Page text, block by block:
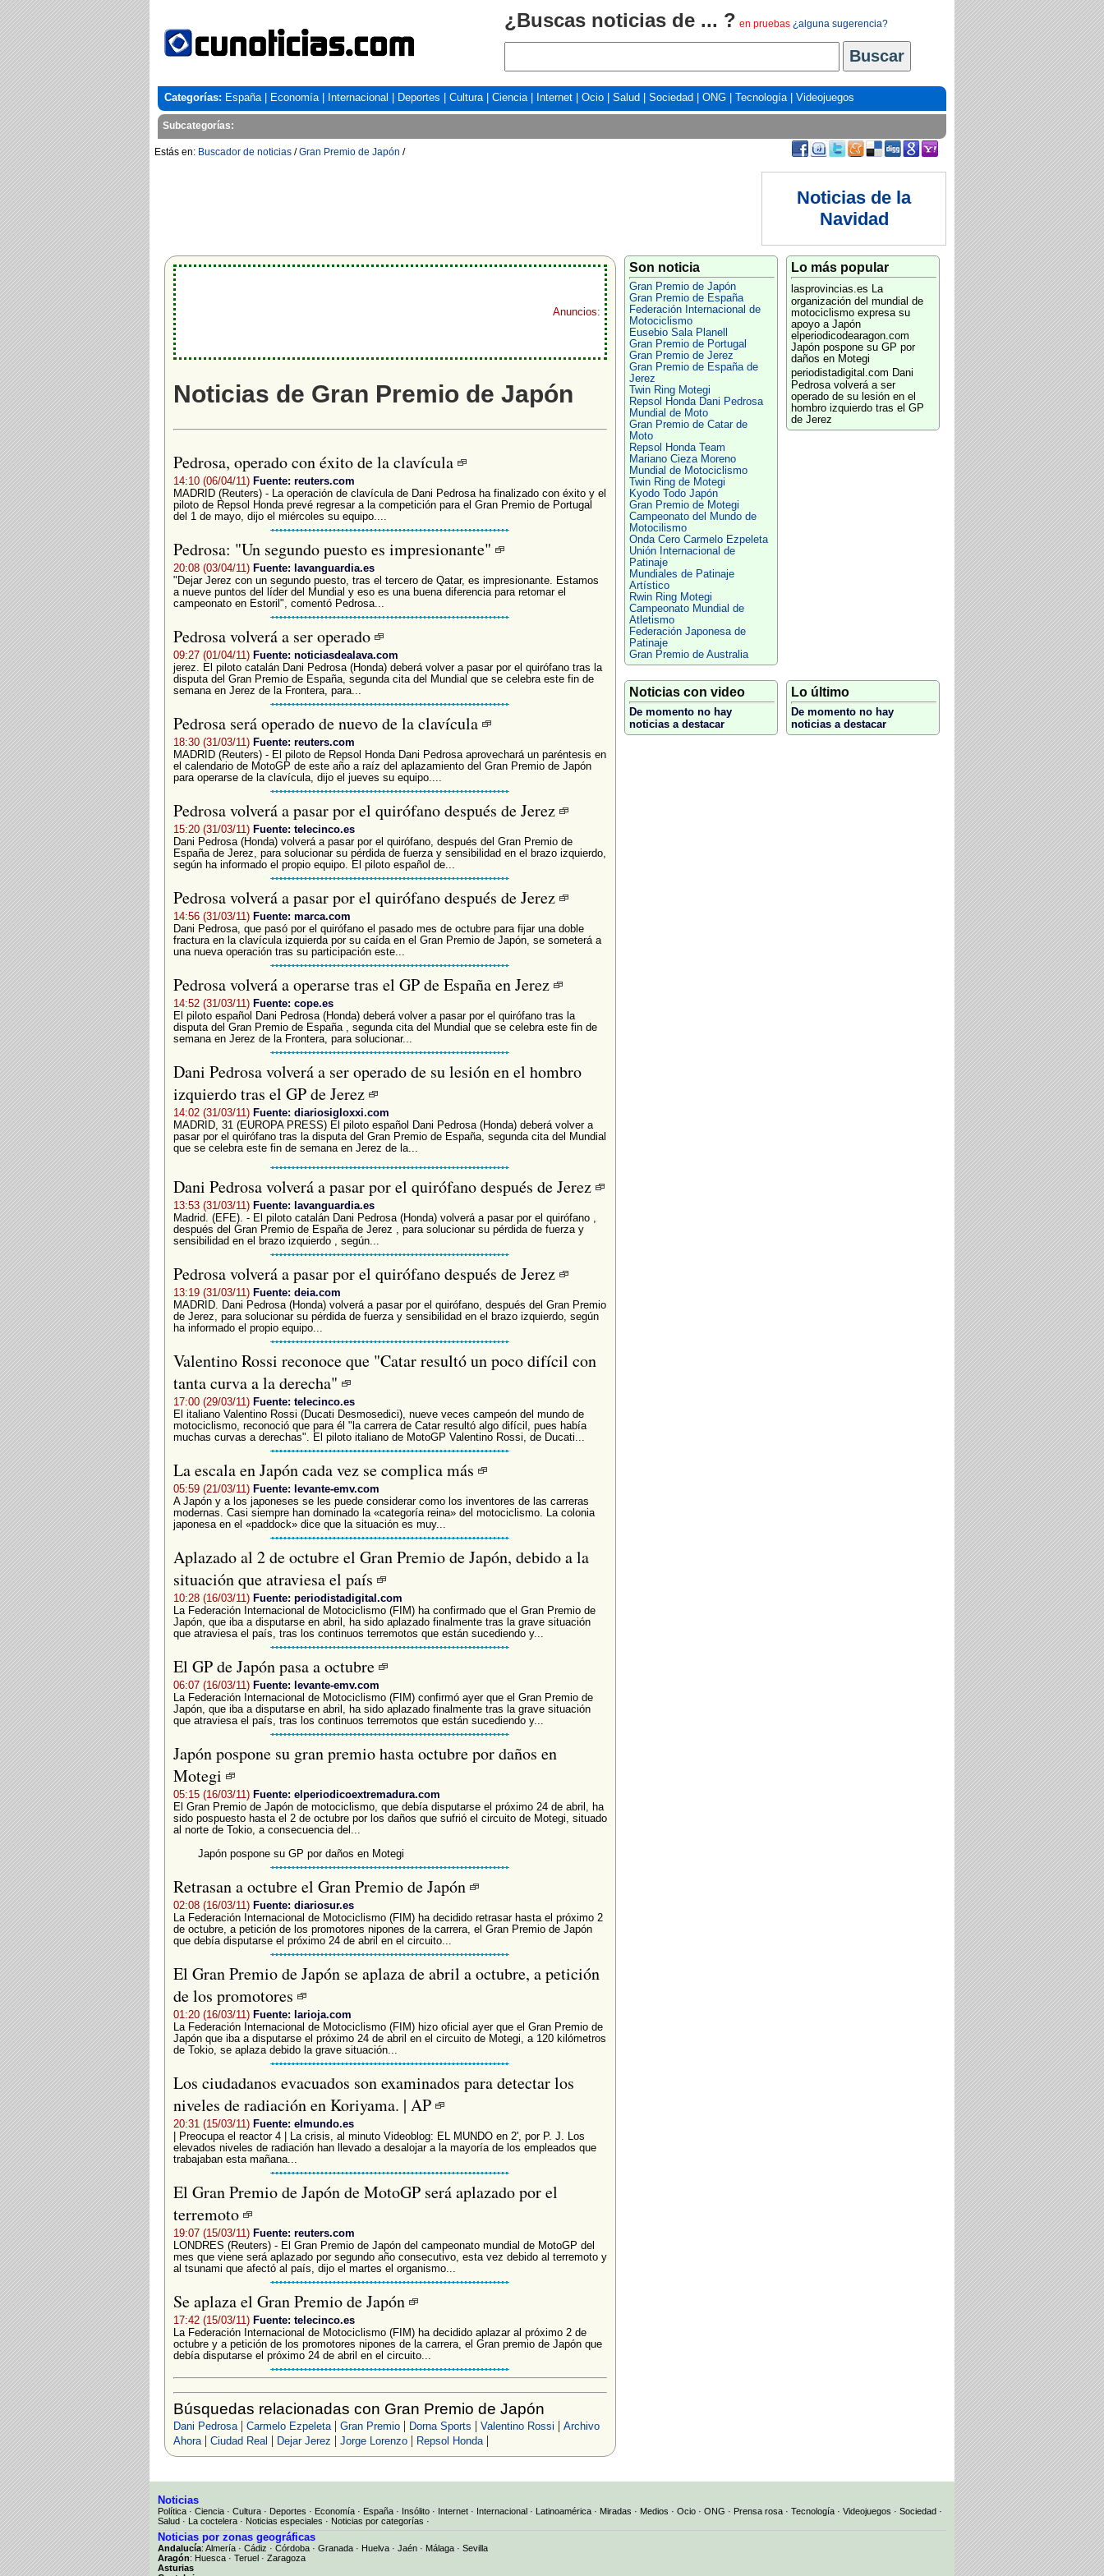
¿Buscas noticias de ... ? en pruebas ¿alguna sugerencia?
Categorías: España| Economía| Internacional Deportes Cultura| Ciencia| Internet Ocio Salud Sociedad ONG Tecnología| Videojuegos
Subcategorías:
Estás en: Buscador de noticias /Gran Premio de Japón /
Noticias de la
Navidad
Anuncios:
Noticias de Gran Premio de Japón
Pedrosa, operado con éxito de la clavícula
14:10 (06/04/11) Fuente: reuters.com
MADRID (Reuters) - La operación de clavícula de Dani Pedrosa ha finalizado con éxito y el
piloto de Repsol Honda prevé regresar a la competición para el Gran Premio de Portugal
del 1 de mayo, dijo el miércoles su equipo....
Pedrosa: "Un segundo puesto es impresionante"
20:08 (03/04/11) Fuente: lavanguardia.es
"Dejar Jerez con un segundo puesto, tras el tercero de Qatar, es impresionante. Estamos
a nueve puntos del líder del Mundial y eso es una buena diferencia para retomar el
campeonato en Estoril", comentó Pedrosa...
Pedrosa volverá a ser operado
09:27 (01/04/11) Fuente: noticiasdealava.com
jerez. El piloto catalán Dani Pedrosa (Honda) deberá volver a pasar por el quirófano tras la
disputa del Gran Premio de España, segunda cita del Mundial que se celebra este fin de
semana en Jerez de la Frontera, para...
Pedrosa será operado de nuevo de la clavícula
18:30 (31/03/11) Fuente: reuters.com
MADRID (Reuters) - El piloto de Repsol Honda Dani Pedrosa aprovechará un paréntesis en
el calendario de MotoGP de este año a raíz del aplazamiento del Gran Premio de Japón
para operarse de la clavícula, dijo el jueves su equipo....
Pedrosa volverá a pasar por el quirófano después de Jerez
15:20 (31/03/11) Fuente: telecinco.es
Dani Pedrosa (Honda) volverá a pasar por el quirófano, después del Gran Premio de
España de Jerez, para solucionar su pérdida de fuerza y sensibilidad en el brazo izquierdo,
según ha informado el propio equipo. El piloto español de...
Pedrosa volverá a pasar por el quirófano después de Jerez
14:56 (31/03/11) Fuente: marca.com
Dani Pedrosa, que pasó por el quirófano el pasado mes de octubre para fijar una doble
fractura en la clavícula izquierda por su caída en el Gran Premio de Japón, se someterá a
una nueva operación tras su participación este...
Pedrosa volverá a operarse tras el GP de España en Jerez
14:52 (31/03/11) Fuente: cope.es
El piloto español Dani Pedrosa (Honda) deberá volver a pasar por el quirófano tras la
disputa del Gran Premio de España , segunda cita del Mundial que se celebra este fin de
semana en Jerez de la Frontera, para solucionar...
Dani Pedrosa volverá a ser operado de su lesión en el hombro
izquierdo tras el GP de Jerez
14:02 (31/03/11) Fuente: diariosigloxxi.com
MADRID, 31 (EUROPA PRESS) El piloto español Dani Pedrosa (Honda) deberá volver a
pasar por el quirófano tras la disputa del Gran Premio de España, segunda cita del Mundial
que se celebra este fin de semana en Jerez de la...
Dani Pedrosa volverá a pasar por el quirófano después de Jerez
13:53 (31/03/11) Fuente: lavanguardia.es
Madrid. (EFE). - El piloto catalán Dani Pedrosa (Honda) volverá a pasar por el quirófano ,
después del Gran Premio de España de Jerez , para solucionar su pérdida de fuerza y
sensibilidad en el brazo izquierdo , según...
Pedrosa volverá a pasar por el quirófano después de Jerez
13:19 (31/03/11) Fuente: deia.com
MADRID. Dani Pedrosa (Honda) volverá a pasar por el quirófano, después del Gran Premio
de Jerez, para solucionar su pérdida de fuerza y sensibilidad en el brazo izquierdo, según
ha informado el propio equipo...
Valentino Rossi reconoce que "Catar resultó un poco difícil con
tanta curva a la derecha"
17:00 (29/03/11) Fuente: telecinco.es
El italiano Valentino Rossi (Ducati Desmosedici), nueve veces campeón del mundo de
motociclismo, reconoció que para él "la carrera de Catar resultó algo difícil, pues había
muchas curvas a derechas". El piloto italiano de MotoGP Valentino Rossi, de Ducati...
La escala en Japón cada vez se complica más
05:59 (21/03/11) Fuente: levante-emv.com
A Japón y a los japoneses se les puede considerar como los inventores de las carreras
modernas. Casi siempre han dominado la «categoría reina» del motociclismo. La colonia
japonesa en el «paddock» dice que la situación es muy...
Aplazado al 2 de octubre el Gran Premio de Japón, debido a la
situación que atraviesa el país
10:28 (16/03/11) Fuente: periodistadigital.com
La Federación Internacional de Motociclismo (FIM) ha confirmado que el Gran Premio de
Japón, que iba a disputarse en abril, ha sido aplazado finalmente tras la grave situación
que atraviesa el país, tras los continuos terremotos que están sucediendo y...
El GP de Japón pasa a octubre
06:07 (16/03/11) Fuente: levante-emv.com
La Federación Internacional de Motociclismo (FIM) confirmó ayer que el Gran Premio de
Japón, que iba a disputarse en abril, ha sido aplazado finalmente tras la grave situación
que atraviesa el país, tras los continuos terremotos que están sucediendo y...
Japón pospone su gran premio hasta octubre por daños en
Motegi
05:15 (16/03/11) Fuente: elperiodicoextremadura.com
El Gran Premio de Japón de motociclismo, que debía disputarse el próximo 24 de abril, ha
sido pospuesto hasta el 2 de octubre por los daños que sufrió el circuito de Motegi, situado
al norte de Tokio, a consecuencia del...
Japón pospone su GP por daños en Motegi
Retrasan a octubre el Gran Premio de Japón
02:08 (16/03/11) Fuente: diariosur.es
La Federación Internacional de Motociclismo (FIM) ha decidido retrasar hasta el próximo 2
de octubre, a petición de los promotores nipones de la carrera, el Gran Premio de Japón
que debía disputarse el próximo 24 de abril en el circuito...
El Gran Premio de Japón se aplaza de abril a octubre, a petición
de los promotores
01:20 (16/03/11) Fuente: larioja.com
La Federación Internacional de Motociclismo (FIM) hizo oficial ayer que el Gran Premio de
Japón que iba a disputarse el próximo 24 de abril en el circuito de Motegi, a 120 kilómetros
de Tokio, se aplaza debido la grave situación...
Los ciudadanos evacuados son examinados para detectar los
niveles de radiación en Koriyama. | AP
20:31 (15/03/11) Fuente: elmundo.es
| Preocupa el reactor 4 | La crisis, al minuto Videoblog: EL MUNDO en 2', por P. J. Los
elevados niveles de radiación han llevado a desalojar a la mayoría de los empleados que
trabajaban esta mañana...
El Gran Premio de Japón de MotoGP será aplazado por el
terremoto
19:07 (15/03/11) Fuente: reuters.com
LONDRES (Reuters) - El Gran Premio de Japón del campeonato mundial de MotoGP del
mes que viene será aplazado por segundo año consecutivo, esta vez debido al terremoto y
al tsunami que afectó al país, dijo el martes el organismo...
Se aplaza el Gran Premio de Japón
17:42 (15/03/11) Fuente: telecinco.es
La Federación Internacional de Motociclismo (FIM) ha decidido aplazar al próximo 2 de
octubre y a petición de los promotores nipones de la carrera, el Gran premio de Japón que
debía disputarse el próximo 24 de abril en el circuito...
Búsquedas relacionadas con Gran Premio de Japón
Dani Pedrosa| Carmelo Ezpeleta| Gran Premio| Dorna Sports | Valentino Rossi | Archivo
Ahora| Ciudad Real | Dejar Jerez | Jorge Lorenzo| Repsol Honda|
Son noticia
Gran Premio de Japón
Gran Premio de España
Federación Internacional de
Motociclismo
Eusebio Sala Planell
Gran Premio de Portugal
Gran Premio de Jerez
Gran Premio de España de
Jerez
Twin Ring Motegi
Repsol Honda Dani Pedrosa
Mundial de Moto
Gran Premio de Catar de
Moto
Repsol Honda Team
Mariano Cieza Moreno
Mundial de Motociclismo
Twin Ring de Motegi
Kyodo Todo Japón
Gran Premio de Motegi
Campeonato del Mundo de
Motocilismo
Onda Cero Carmelo Ezpeleta
Unión Internacional de
Patinaje
Mundiales de Patinaje
Artístico
Rwin Ring Motegi
Campeonato Mundial de
Atletismo
Federación Japonesa de
Patinaje
Gran Premio de Australia
Lo más popular
lasprovincias.es La
organización del mundial de
motociclismo expresa su
apoyo a Japón
elperiodicodearagon.com
Japón pospone su GP por
daños en Motegi
periodistadigital.com Dani
Pedrosa volverá a ser
operado de su lesión en el
hombro izquierdo tras el GP
de Jerez
Noticias con video
De momento no hay
noticias a destacar
Lo último
De momento no hay
noticias a destacar
Noticias
Política · Ciencia · Cultura · Deportes · Economía · España · Insólito · Internet · Internacional · Latinoamérica · Miradas · Medios · Ocio · ONG · Prensa rosa · Tecnología · Videojuegos · Sociedad ·
Salud · La coctelera · Noticias especiales · Noticias por categorías ·
Noticias por zonas geográficas
Andalucía: Almería · Cádiz · Córdoba · Granada · Huelva · Jaén · Málaga · Sevilla
Aragón: Huesca · Teruel · Zaragoza
Asturias